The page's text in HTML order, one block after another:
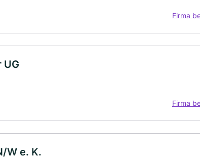
Firma
UG
Firma
W e. K.